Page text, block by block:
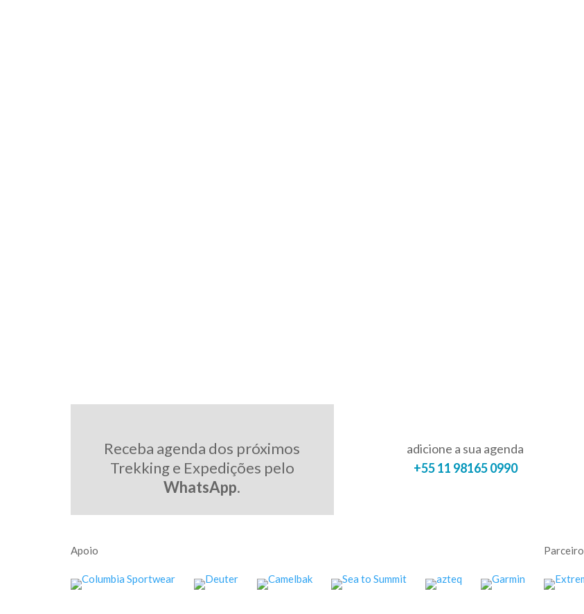
Receba agenda dos próximos
Trekking e Expedições pelo
WhatsApp.
adicione a sua agenda
+55 11 98165 0990
Apoio Parceiro